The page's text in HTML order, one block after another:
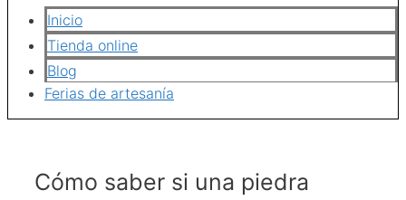
Inicio
Tienda online
Blog
Ferias de artesanía
Cómo saber si una piedra